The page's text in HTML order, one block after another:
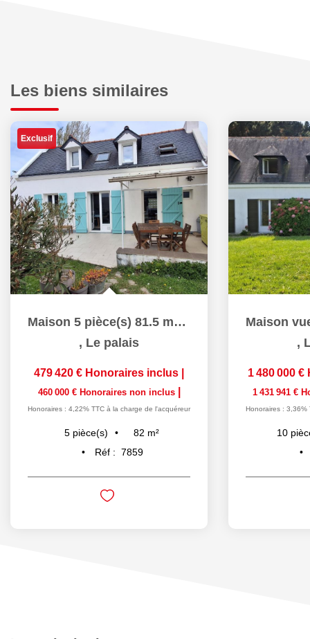
Les biens similaires
Exclusif
Maison 5 pièce(s) 81.5 m2 Le Palais
, Le palais
479 420 € Honoraires inclus
460 000 € Honoraires non inclus
Honoraires : 4,22% TTC à la charge de l'acquéreur
5 pièce(s) 82 m²
Réf : 7859
,
1 480 000 €
1 431 941 €
Honoraires : 3,36%
10